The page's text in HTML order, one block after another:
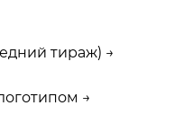
тираж) →
→